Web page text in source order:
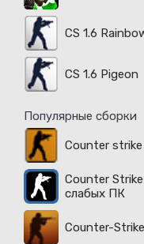
CS 1.6
CS 1.6 Pigeon
Популярные сборки
Counter Strike
слабых ПК
Counter-